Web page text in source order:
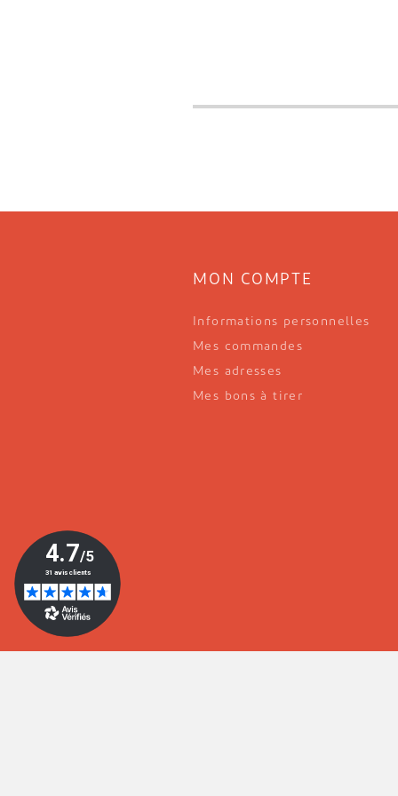
MON COMPTE
Informations personnelles
Mes commandes
Mes adresses
Mes bons à tirer